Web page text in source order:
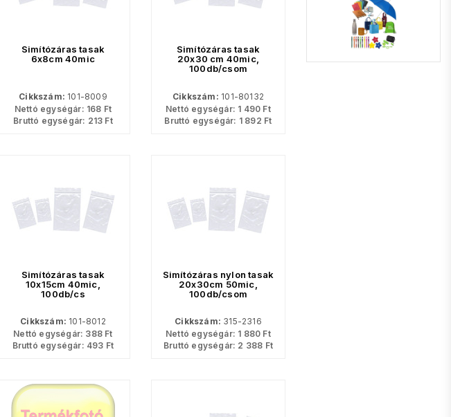
Simítózáras tasak
6x8cm 40mic
Cikkszám: 101-8009
Nettó egységár: 168 Ft
Bruttó egységár: 213 Ft
Simítózáras tasak
20x30 cm 40mic,
100db/csom
Cikkszám: 101-80132
Nettó egységár: 1 490 Ft
Bruttó egységár: 1 892 Ft
Simítózáras tasak
10x15cm 40mic,
100db/cs
Cikkszám: 101-8012
Nettó egységár: 388 Ft
Bruttó egységár: 493 Ft
Simítózáras nylon tasak
20x30cm 50mic,
100db/csom
Cikkszám: 315-2316
Nettó egységár: 1 880 Ft
Bruttó egységár: 2 388 Ft